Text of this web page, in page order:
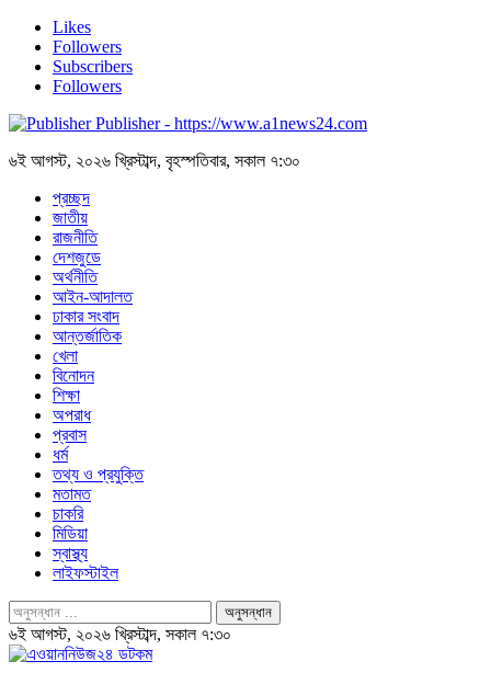
Likes
Followers
Subscribers
Followers
Publisher - https://www.a1news24.com
৬ই আগস্ট, ২০২৬ খ্রিস্টাব্দ, বৃহস্পতিবার, সকাল ৭:৩০
প্রচ্ছদ
জাতীয়
রাজনীতি
দেশজুডে
অর্থনীতি
আইন-আদালত
ঢাকার সংবাদ
আন্তর্জাতিক
খেলা
বিনোদন
শিক্ষা
অপরাধ
প্রবাস
ধর্ম
তথ্য ও প্রযুক্তি
মতামত
চাকরি
মিডিয়া
স্বাস্থ্য
লাইফস্টাইল
৬ই আগস্ট, ২০২৬ খ্রিস্টাব্দ, সকাল ৭:৩০